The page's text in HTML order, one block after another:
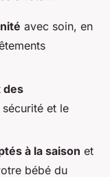
avec soin, en
des
et le
à la saison et
bébé du